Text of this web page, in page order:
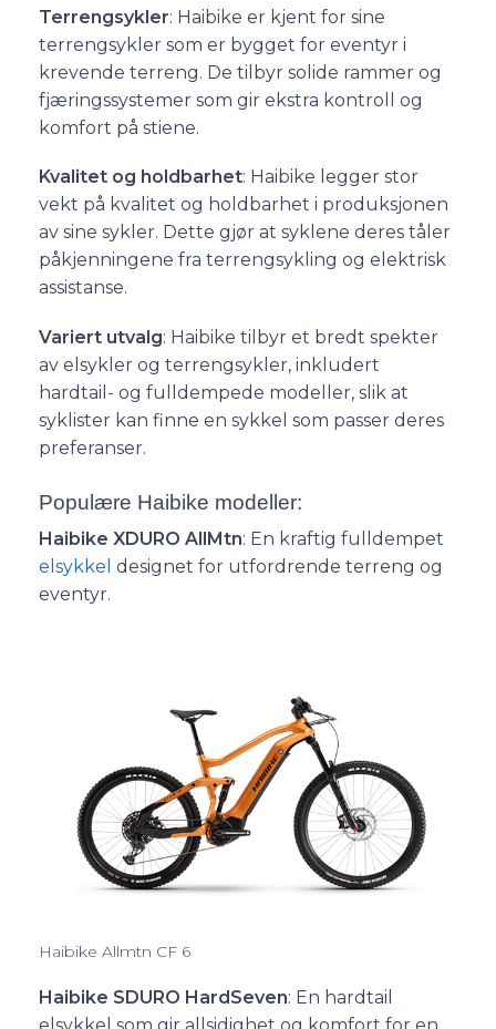
Terrengsykler: Haibike er kjent for sine
terrengsykler som er bygget for eventyr i
krevende terreng. De tilbyr solide rammer og
fjæringssystemer som gir ekstra kontroll og
komfort på stiene.
Kvalitet og holdbarhet: Haibike legger stor
vekt på kvalitet og holdbarhet i produksjonen
av sine sykler. Dette gjør at syklene deres tåler
påkjenningene fra terrengsykling og elektrisk
assistanse.
Variert utvalg: Haibike tilbyr et bredt spekter
av elsykler og terrengsykler, inkludert
hardtail- og fulldempede modeller, slik at
syklister kan finne en sykkel som passer deres
preferanser.
Populære Haibike modeller:
Haibike XDURO AllMtn: En kraftig fulldempet
elsykkel designet for utfordrende terreng og
eventyr.
Haibike Allmtn CF 6
Haibike SDURO HardSeven: En hardtail